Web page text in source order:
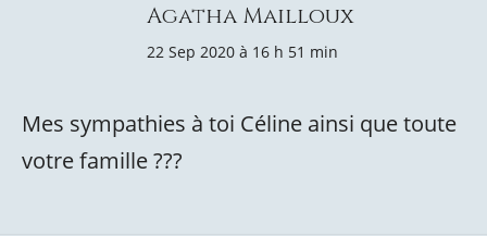
Agatha Mailloux
22 Sep 2020 à 16 h 51 min
Mes sympathies à toi Céline ainsi que toute
votre famille ???